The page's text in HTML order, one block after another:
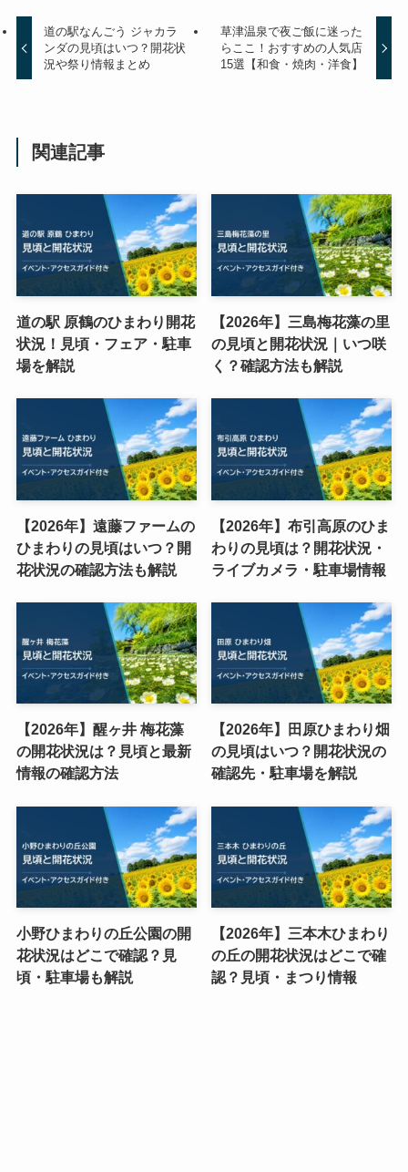
道の駅なんごう ジャカラ
ンダの見頃はいつ？開花状
況や祭り情報まとめ
草津温泉で夜ご飯に迷った
らここ！おすすめの人気店
15選【和食・焼肉・洋食】
関連記事
道の駅 原鶴のひまわり開花
状況！見頃・フェア・駐車
場を解説
【2026年】三島梅花藻の里
の見頃と開花状況｜いつ咲
く？確認方法も解説
【2026年】遠藤ファームの
ひまわりの見頃はいつ？開
花状況の確認方法も解説
【2026年】布引高原のひま
わりの見頃は？開花状況・
ライブカメラ・駐車場情報
【2026年】醒ヶ井 梅花藻
の開花状況は？見頃と最新
情報の確認方法
【2026年】田原ひまわり畑
の見頃はいつ？開花状況の
確認先・駐車場を解説
小野ひまわりの丘公園の開
花状況はどこで確認？見
頃・駐車場も解説
【2026年】三本木ひまわり
の丘の開花状況はどこで確
認？見頃・まつり情報